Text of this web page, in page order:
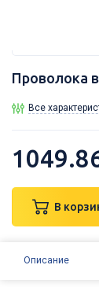
Проволока
Все
В
Описание